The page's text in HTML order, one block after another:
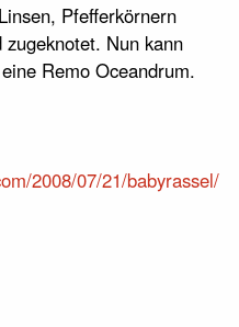
Pfefferkörnern
Nun kann
Remo Oceandrum.
2008/07/21/babyrassel/